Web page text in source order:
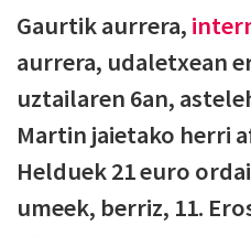
Gaurtik aurrera,
aurrera, udaletxean
uztailaren 6an,
Martin jaietako herri
Helduek 21 euro
umeek, berriz, 11.